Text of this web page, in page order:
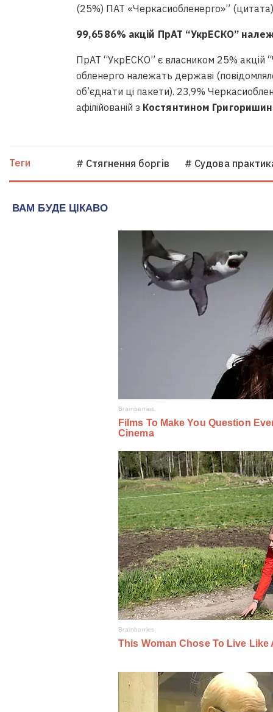
(25%) ПАТ «Черкасиобленерго»”
99,6586% акцій ПрАТ “УкрЕСКО”
ПрАТ “УкрЕСКО” є власником 25% акцій
обленерго належать державі
об’єднати ці пакети). 23,9%
афілійованій з Костянтином
Теги # Стягнення боргiв # Судова